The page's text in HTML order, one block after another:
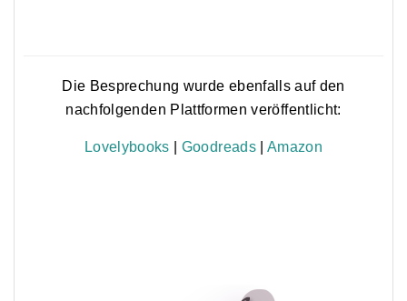
Die Besprechung wurde ebenfalls auf den
nachfolgenden Plattformen veröffentlicht:
Lovelybooks Goodreads|Amazon